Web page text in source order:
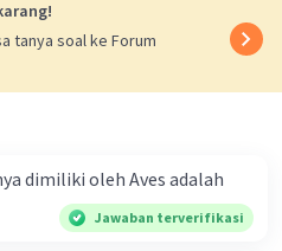
tanya soal ke Forum
dimiliki oleh Aves adalah
Jawaban terverifikasi